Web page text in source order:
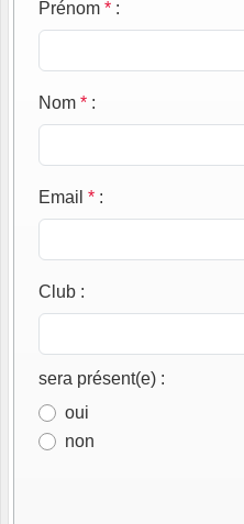
Prénom * :
Nom * :
Email * :
Club :
sera présent(e) :
oui
non